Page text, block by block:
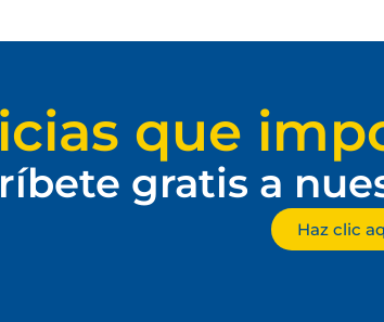
que
gratis a
Haz clic